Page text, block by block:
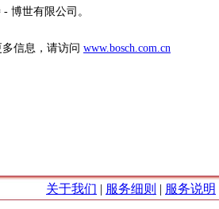
博世有限公司。
信息，请访问 www.bosch.com.cn
关于我们 | 服务细则 | 服务说明